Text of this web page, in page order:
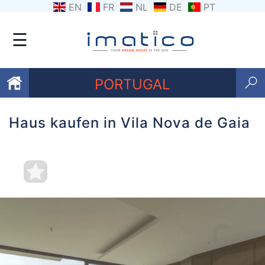
EN FR NL DE PT
☰
PORTUGAL
Favoriten
uns
Kontaktiere
Geschäftsbedingungen
Haus kaufen in Vila Nova de Gaia